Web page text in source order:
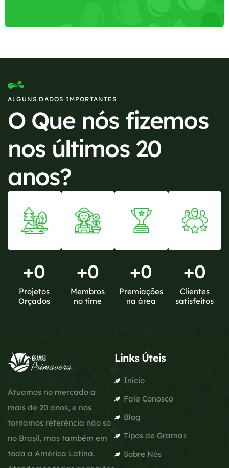
ALGUNS DADOS IMPORTANTES
O Que nós fizemos
nos últimos 20
anos?
+0
Projetos
Orçados
+0
Membros
no time
+0
Premiações
na área
+0
Clientes
satisfeitos
Atuamos no mercado a
mais de 20 anos, e nos
tornamos referência não só
no Brasil, mas também em
toda a América Latina.
Links Úteis
Início
Fale Conosco
Blog
Tipos de Gramas
Sobre Nós